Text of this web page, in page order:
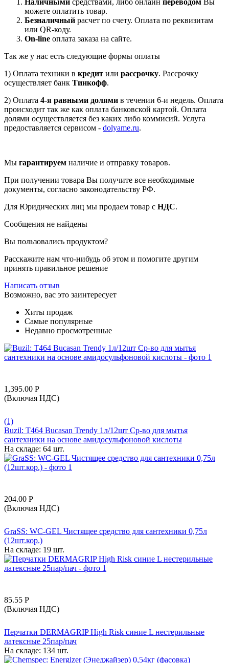
можете оплатить товар.
Безналичный расчет по счету. Оплата по реквизитам
или QR-коду.
On-line оплата заказа на сайте.
Так же у нас есть следующие формы оплаты
1) Оплата техники в кредит или рассрочку. Рассрочку
осуществляет банк Тинкофф.
2) Оплата 4-я равными долями в течении 6-и недель. Оплата
происходит так же как оплата банковской картой. Оплата
долями осуществляется без каких либо коммисий. Услуга
предоставляется сервисом - dolyame.ru.
Мы гарантируем наличие и отправку товаров.
При получении товара Вы получите все необходимые
документы, согласно законодательству РФ.
Для Юридических лиц мы продаем товар с НДС.
Сообщения не найдены
Вы пользовались продуктом?
Расскажите нам что-нибудь об этом и помогите другим
принять правильное решение
Написать отзыв
Возможно, вас это заинтересует
Хиты продаж
Самые популярные
Недавно просмотренные
1,395.00 Р
(Включая НДС)
(1)
Buzil: T464 Bucasan Trendy 1л/12шт Ср-во для мытья
сантехники на основе амидосульфоновой кислоты
На складе: 64 шт.
204.00 Р
(Включая НДС)
GraSS: WC-GEL Чистящее средство для сантехники 0,75л
(12шт.кор.)
На складе: 19 шт.
85.55 Р
(Включая НДС)
Перчатки DERMAGRIP High Risk синие L нестерильные
латексные 25пар/пач
На складе: 134 шт.